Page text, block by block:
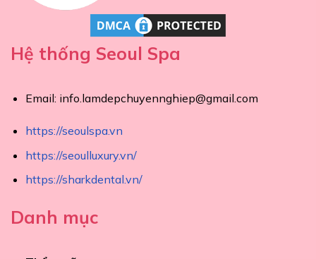
Hệ thống Seoul Spa
Email: info.lamdepchuyennghiep@gmail.com
https://seoulspa.vn
https://seoulluxury.vn/
https://sharkdental.vn/
Danh mục